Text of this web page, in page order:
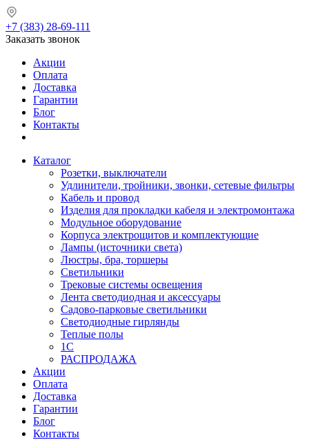
+7 (383) 28-69-111
Заказать звонок
Акции
Оплата
Доставка
Гарантии
Блог
Контакты
Каталог
Розетки, выключатели
Удлинители, тройники, звонки, сетевые фильтры
Кабель и провод
Изделия для прокладки кабеля и электромонтажа
Модульное оборудование
Корпуса электрощитов и комплектующие
Лампы (источники света)
Люстры, бра, торшеры
Светильники
Трековые системы освещения
Лента светодиодная и аксессуары
Садово-парковые светильники
Светодиодные гирлянды
Теплые полы
1С
РАСПРОДАЖА
Акции
Оплата
Доставка
Гарантии
Блог
Контакты